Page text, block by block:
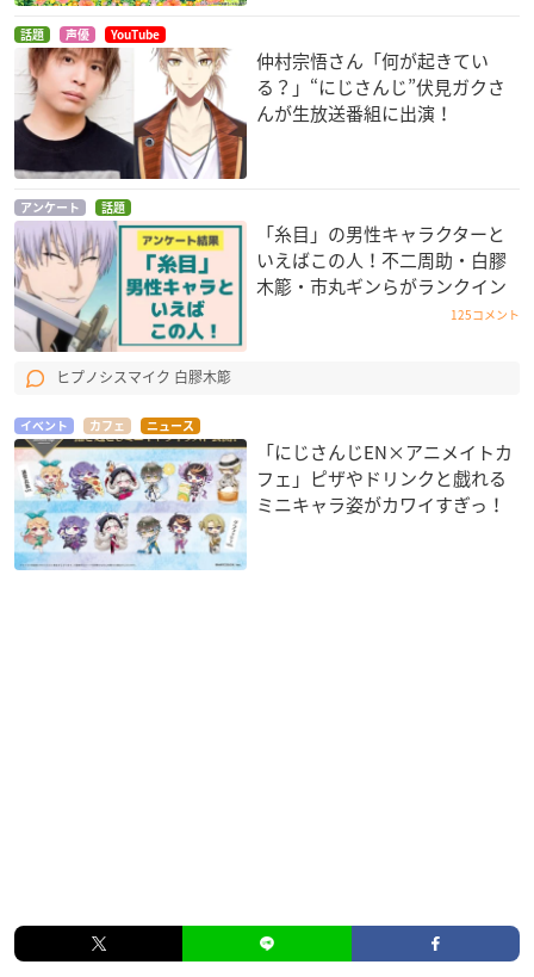
話題 声優 YouTube
仲村宗悟さん「何が起きてい
る？」“にじさんじ”伏見ガクさ
んが生放送番組に出演！
アンケート 話題
「糸目」の男性キャラクターと
いえばこの人！不二周助・白膠
木簓・市丸ギンらがランクイン
125コメント
ヒプノシスマイク 白膠木簓
イベント カフェ ニュース
「にじさんじEN×アニメイトカ
フェ」ピザやドリンクと戯れる
ミニキャラ姿がカワイすぎっ！